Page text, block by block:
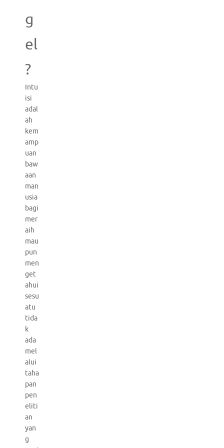
g
el
?
Intu
isi
adal
ah
kem
amp
uan
baw
aan
man
usia
bagi
mer
aih
mau
pun
men
get
ahui
sesu
atu
tida
k
ada
mel
alui
taha
pan
pen
eliti
an
yan
g